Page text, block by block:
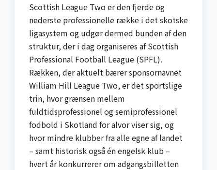
Scottish League Two er den fjerde og
nederste professionelle række i det skotske
ligasystem og udgør dermed bunden af den
struktur, der i dag organiseres af Scottish
Professional Football League (SPFL).
Rækken, der aktuelt bærer sponsornavnet
William Hill League Two, er det sportslige
trin, hvor grænsen mellem
fuldtidsprofessionel og semiprofessionel
fodbold i Skotland for alvor viser sig, og
hvor mindre klubber fra alle egne af landet
– samt historisk også én engelsk klub –
hvert år konkurrerer om adgangsbilletten